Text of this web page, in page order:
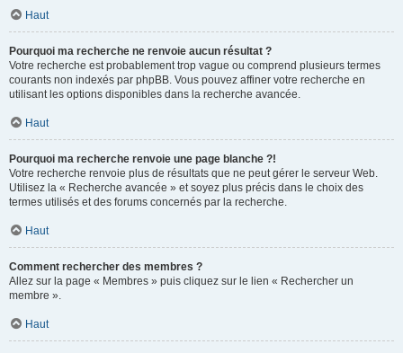
Haut
Pourquoi ma recherche ne renvoie aucun résultat ?
Votre recherche est probablement trop vague ou comprend plusieurs termes
courants non indexés par phpBB. Vous pouvez affiner votre recherche en
utilisant les options disponibles dans la recherche avancée.
Haut
Pourquoi ma recherche renvoie une page blanche ?!
Votre recherche renvoie plus de résultats que ne peut gérer le serveur Web.
Utilisez la « Recherche avancée » et soyez plus précis dans le choix des
termes utilisés et des forums concernés par la recherche.
Haut
Comment rechercher des membres ?
Allez sur la page « Membres » puis cliquez sur le lien « Rechercher un
membre ».
Haut